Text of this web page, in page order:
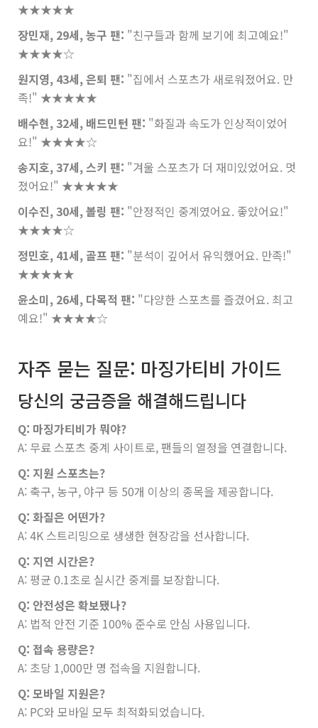
★★★★★
장민재, 29세, 농구 팬: "친구들과 함께 보기에 최고예요!"
★★★★☆
원지영, 43세, 은퇴 팬: "집에서 스포츠가 새로워졌어요. 만
족!" ★★★★★
배수현, 32세, 배드민턴 팬: "화질과 속도가 인상적이었어
요!" ★★★★☆
송지호, 37세, 스키 팬: "겨울 스포츠가 더 재미있었어요. 멋
졌어요!" ★★★★★
이수진, 30세, 볼링 팬: "안정적인 중계였어요. 좋았어요!"
★★★★☆
정민호, 41세, 골프 팬: "분석이 깊어서 유익했어요. 만족!"
★★★★★
윤소미, 26세, 다목적 팬: "다양한 스포츠를 즐겼어요. 최고
예요!" ★★★★☆
자주 묻는 질문: 마징가티비 가이드
당신의 궁금증을 해결해드립니다
Q: 마징가티비가 뭐야?
A: 무료 스포츠 중계 사이트로, 팬들의 열정을 연결합니다.
Q: 지원 스포츠는?
A: 축구, 농구, 야구 등 50개 이상의 종목을 제공합니다.
Q: 화질은 어떤가?
A: 4K 스트리밍으로 생생한 현장감을 선사합니다.
Q: 지연 시간은?
A: 평균 0.1초로 실시간 중계를 보장합니다.
Q: 안전성은 확보됐나?
A: 법적 안전 기준 100% 준수로 안심 사용입니다.
Q: 접속 용량은?
A: 초당 1,000만 명 접속을 지원합니다.
Q: 모바일 지원은?
A: PC와 모바일 모두 최적화되었습니다.